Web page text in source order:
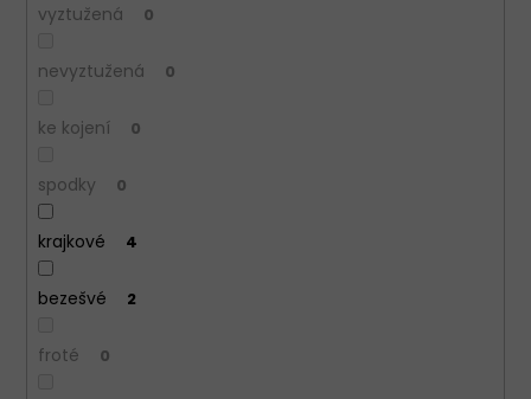
vyztužená 0
nevyztužená 0
ke kojení 0
spodky 0
krajkové 4
bezešvé 2
froté 0